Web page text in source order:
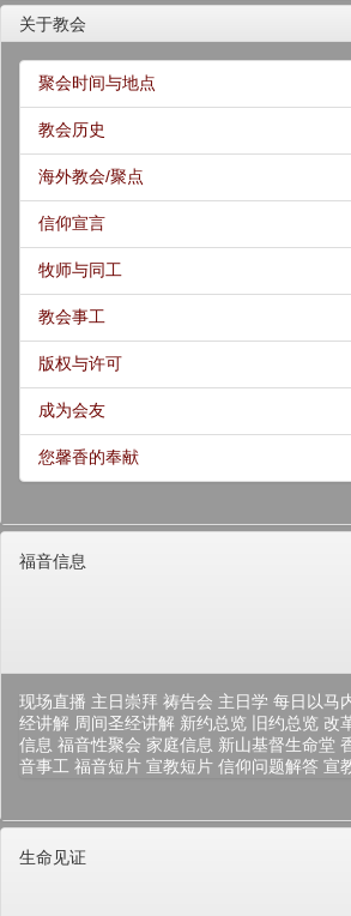
关于教会
聚会时间与地点
教会历史
海外教会/聚点
信仰宣言
牧师与同工
教会事工
版权与许可
成为会友
您馨香的奉献
福音信息
现场直播 主日崇拜 祷告会 主日学 每日以马
经讲解 周间圣经讲解 新约总览 旧约总览 改
信息 福音性聚会 家庭信息 新山基督生命堂
音事工 福音短片 宣教短片 信仰问题解答 宣
生命见证